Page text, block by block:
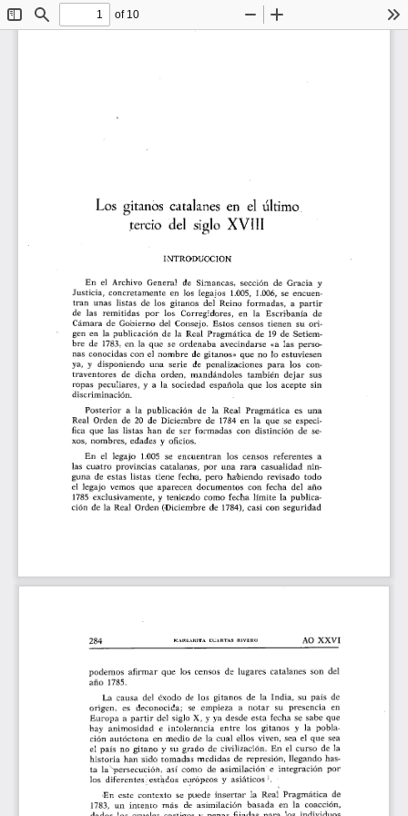
ToggleFind
of 10
Zoom
Los gitanos catalanes en el ŭltimo
tercio del siglo XVIII
INTRODUCCION
En el Archivo General de Simancas, sección de Gracia y
Justicia, concretamente en los legajos 1.005, 1.006, se encuen-
tran unas listas de los gitanos del Reino formadas, a partir
de las remitidas por los Corregidores, en la Escribania de
Cámara de Gobierno del Consejo. Estos censos tienen su ori-
gen en la publicación de la Real Pragmática de 19 de Setiem-
bre de 1783, en la que se ordenaba avecindarse «a las perso-
nas conocidas con el nombre de gitanos» que no lo estuviesen
ya, y disponiendo una serie de penalizaciones para los con-
traventores de dicha orden, mandándoles también dejar sus
ropas peculiares, y a la sociedad espariola que los acepte sin
discriminación.
Posterior a la publicación de la Real Pragmática es una
Real Orden de 20 de Diciembre de 1784 en la que se especi-
fica que las listas han de ser formadas con distinción de se-
xos, nombres, edades y oficios.
En el legajo 1.005 se encuentran los censos referentes a
las cuatro provincias catalanas, por una rara casualidad nin-
guna de estas listas tiene fecha, pero habiendo revisado todo
el legajo vemos que aparecen documentos con fecha del ario
1785 exclusivamente, y teniendo como fecha limite la publica-
ción de la Real Orden (Diciembre de 1784), casi con seguridad
284 MARGARITA CUARTAS RIVERO AO XXVI
podemos afirmar que los censos de lugares catalanes son del
ario 1785.
La causa del éxodo de los gitanos de la India, su país de
origen, es deconocida; se empieza a notar su presencia en
Europa a partir del siglo X, y ya desde esta fecha se sabe que
hay animosidad e intolerancia entre los gitanos y la pobla-
ción autóctona •en medio de la cual ellos viven, sea el que sea
el país no gitano y su grado de c•vilización. En el curso de la
historia han sido tomadas medidas de represión, llegando has-
ta la -persecución, así •como de asimilación
e integración por
los diferentes•estados europeos y asiáticos t.
.En este contexto se puede insertar la Real Pragmática de
1783, un intento más de asimilación basada en la coacción,
dados los crueles castigos y penas fijadas para los individuos